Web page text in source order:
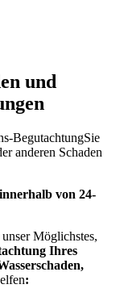
und
Sie
anderen Schaden
von 24-
Möglichstes,
Ihres
: